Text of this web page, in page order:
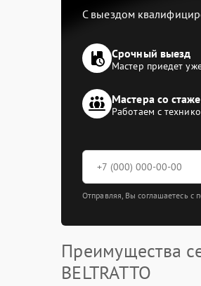
С выездом
Срочный выезд
Мастер приедет
Мастера со
Работаем с
Отправляя, Вы соглашаетесь с
Преимущества
BELTRATTO